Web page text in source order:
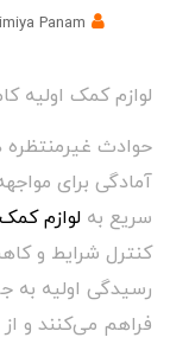
Panam
لوازم کمک اولیه
حوادث غیرمنتظره
آمادگی برای
سریع به لوازم
کنترل شرایط و
رسیدگی اولیه
فراهم می‌کنند و